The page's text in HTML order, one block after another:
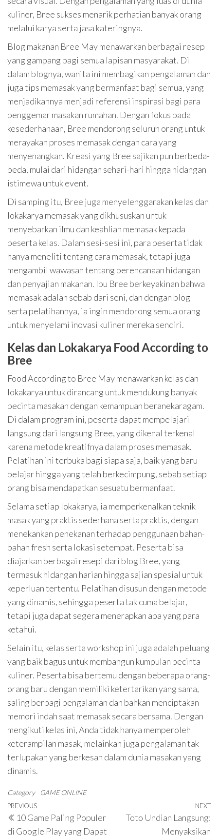
kuliner, Bree sukses menarik perhatian banyak orang
melalui karya serta jasa kateringnya.
Blog makanan Bree May menawarkan berbagai resep
yang gampang bagi semua lapisan masyarakat. Di
dalam blognya, wanita ini membagikan pengalaman dan
juga tips memasak yang bermanfaat bagi semua, yang
menjadikannya menjadi referensi inspirasi bagi para
penggemar masakan rumahan. Dengan fokus pada
kesederhanaan, Bree mendorong seluruh orang untuk
merayakan proses memasak dengan cara yang
menyenangkan. Kreasi yang Bree sajikan pun berbeda-
beda, mulai dari hidangan sehari-hari hingga hidangan
istimewa untuk event.
Di samping itu, Bree juga menyelenggarakan kelas dan
lokakarya memasak yang dikhususkan untuk
menyebarkan ilmu dan keahlian memasak kepada
peserta kelas. Dalam sesi-sesi ini, para peserta tidak
hanya meneliti tentang cara memasak, tetapi juga
mengambil wawasan tentang perencanaan hidangan
dan penyajian makanan. Ibu Bree berkeyakinan bahwa
memasak adalah sebab dari seni, dan dengan blog
serta pelatihannya, ia ingin mendorong semua orang
untuk menyelami inovasi kuliner mereka sendiri.
Kelas dan Lokakarya Food According to
Bree
Food According to Bree May menawarkan kelas dan
lokakarya untuk dirancang untuk mendukung banyak
pecinta masakan dengan kemampuan beranekaragam.
Di dalam program ini, peserta dapat mempelajari
langsung dari langsung Bree, yang dikenal terkenal
karena metode kreatifnya dalam proses memasak.
Pelatihan ini terbuka bagi siapa saja, baik yang baru
belajar hingga yang telah berkecimpung, sebab setiap
orang bisa mendapatkan sesuatu bermanfaat.
Selama setiap lokakarya, ia memperkenalkan teknik
masak yang praktis sederhana serta praktis, dengan
menekankan penekanan terhadap penggunaan bahan-
bahan fresh serta lokasi setempat. Peserta bisa
diajarkan berbagai resepi dari blog Bree, yang
termasuk hidangan harian hingga sajian spesial untuk
keperluan tertentu. Pelatihan disusun dengan metode
yang dinamis, sehingga peserta tak cuma belajar,
tetapi juga dapat segera menerapkan apa yang para
ketahui.
Selain itu, kelas serta workshop ini juga adalah peluang
yang baik bagus untuk membangun kumpulan pecinta
kuliner. Peserta bisa bertemu dengan beberapa orang-
orang baru dengan memiliki ketertarikan yang sama,
saling berbagi pengalaman dan bahkan menciptakan
memori indah saat memasak secara bersama. Dengan
mengikuti kelas ini, Anda tidak hanya memperoleh
keterampilan masak, melainkan juga pengalaman tak
terlupakan yang berkesan dalam dunia masakan yang
dinamis.
Category GAME ONLINE
Post
navigation
Previous
Post
PREVIOUS
10 Game Paling Populer
di Google Play yang Dapat
NEXT
Toto Undian Langsung:
Menyaksikan